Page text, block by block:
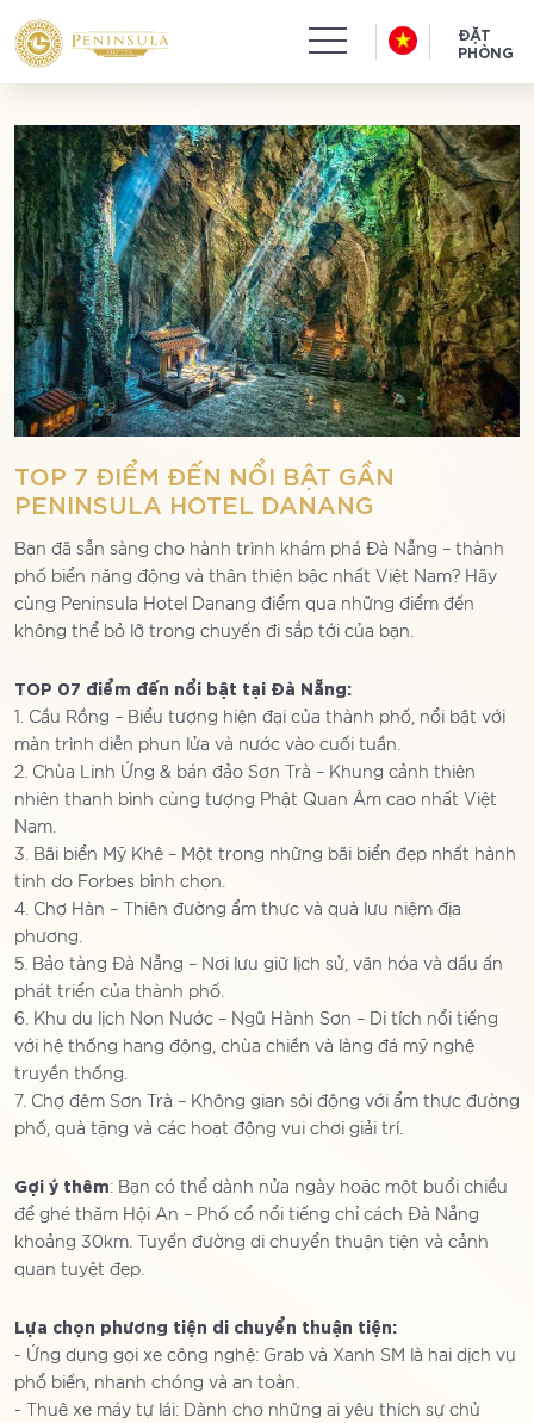
ĐẶT
PHÒNG
TOP 7 ĐIỂM ĐẾN NỔI BẬT GẦN
PENINSULA HOTEL DANANG
Bạn đã sẵn sàng cho hành trình khám phá Đà Nẵng – thành
phố biển năng động và thân thiện bậc nhất Việt Nam? Hãy
cùng Peninsula Hotel Danang điểm qua những điểm đến
không thể bỏ lỡ trong chuyến đi sắp tới của bạn.
TOP 07 điểm đến nổi bật tại Đà Nẵng:
1. Cầu Rồng – Biểu tượng hiện đại của thành phố, nổi bật với
màn trình diễn phun lửa và nước vào cuối tuần.
2. Chùa Linh Ứng & bán đảo Sơn Trà – Khung cảnh thiên
nhiên thanh bình cùng tượng Phật Quan Âm cao nhất Việt
Nam.
3. Bãi biển Mỹ Khê – Một trong những bãi biển đẹp nhất hành
tinh do Forbes bình chọn.
4. Chợ Hàn – Thiên đường ẩm thực và quà lưu niệm địa
phương.
5. Bảo tàng Đà Nẵng – Nơi lưu giữ lịch sử, văn hóa và dấu ấn
phát triển của thành phố.
6. Khu du lịch Non Nước – Ngũ Hành Sơn – Di tích nổi tiếng
với hệ thống hang động, chùa chiền và làng đá mỹ nghệ
truyền thống.
7. Chợ đêm Sơn Trà – Không gian sôi động với ẩm thực đường
phố, quà tặng và các hoạt động vui chơi giải trí.
Gợi ý thêm: Bạn có thể dành nửa ngày hoặc một buổi chiều
để ghé thăm Hội An – Phố cổ nổi tiếng chỉ cách Đà Nẵng
khoảng 30km. Tuyến đường di chuyển thuận tiện và cảnh
quan tuyệt đẹp.
Lựa chọn phương tiện di chuyển thuận tiện:
- Ứng dụng gọi xe công nghệ: Grab và Xanh SM là hai dịch vụ
phổ biến, nhanh chóng và an toàn.
- Thuê xe máy tự lái: Dành cho những ai yêu thích sự chủ